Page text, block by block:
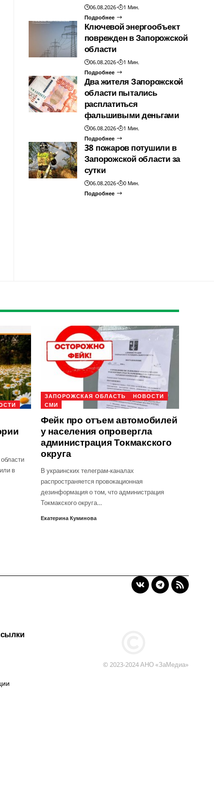
06.08.2026
1 Мин.
Подробнее
Ключевой энергообъект
поврежден в Запорожской
области
06.08.2026
1 Мин.
Подробнее
Два жителя Запорожской
области пытались
расплатиться
фальшивыми деньгами
06.08.2026
1 Мин.
Подробнее
38 пожаров потушили в
Запорожской области за
сутки
06.08.2026
0 Мин.
Подробнее
в
ЗАПОРОЖСКАЯ ОБЛАСТЬ
НОВОСТИ
СМИ
Фейк про отъем автомобилей
у населения опровергла
администрация Токмакского
округа
В украинских телеграм-каналах
распространяется провокационная
дезинформация о том, что администрация
Токмакского округа…
Екатерина Куминова
© 2023-2024 АНО «ЗаМедиа»